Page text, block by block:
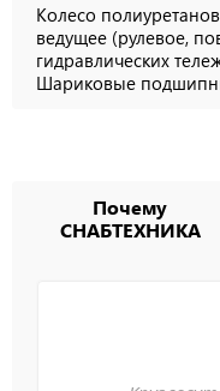
Колесо
ведущее (рулевое,
гидравлических
Шариковые
Почему
СНАБТЕХНИКА